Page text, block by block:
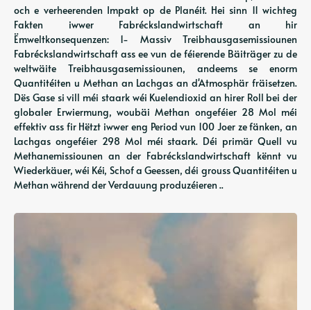
och e verheerenden Impakt op de Planéit. Hei sinn 11 wichteg
Fakten iwwer Fabréckslandwirtschaft an hir
Ëmweltkonsequenzen: 1- Massiv Treibhausgasemissiounen
Fabréckslandwirtschaft ass ee vun de féierende Bäiträger zu de
weltwäite Treibhausgasemissiounen, andeems se enorm
Quantitéiten u Methan an Lachgas an d'Atmosphär fräisetzen.
Dës Gase si vill méi staark wéi Kuelendioxid an hirer Roll bei der
globaler Erwiermung, woubäi Methan ongeféier 28 Mol méi
effektiv ass fir Hëtzt iwwer eng Period vun 100 Joer ze fänken, an
Lachgas ongeféier 298 Mol méi staark. Déi primär Quell vu
Methanemissiounen an der Fabréckslandwirtschaft kënnt vu
Wiederkäuer, wéi Kéi, Schof a Geessen, déi grouss Quantitéiten u
Methan während der Verdauung produzéieren ..